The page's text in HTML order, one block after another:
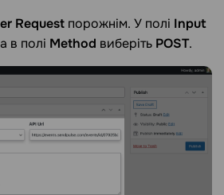
Request порожнім. У полі Input
в полі Method виберіть POST.